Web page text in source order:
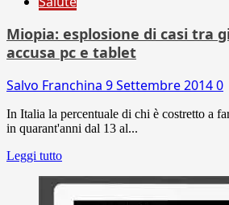
Miopia: esplosione di casi tra
accusa pc e tablet
Salvo Franchina 9 Settembre 20140
In Italia la percentuale di chi è costretto a
in quarant'anni dal 13 al...
Leggi tutto